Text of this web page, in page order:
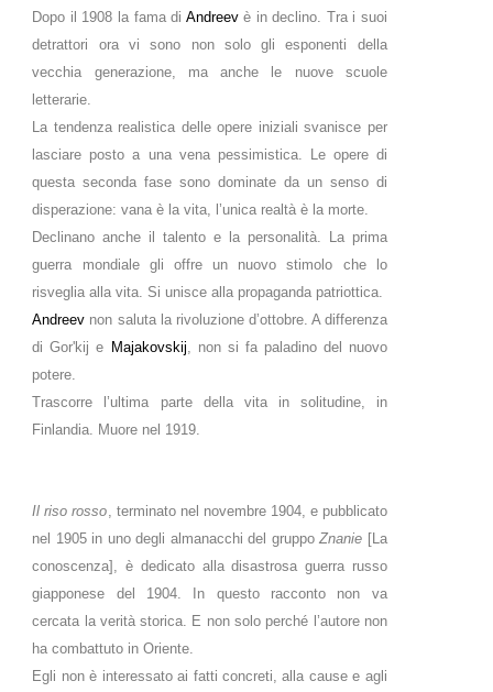
Dopo il 1908 la fama di Andreevè in declino. Tra i suoi
detrattori ora vi sono non solo gli esponenti della
vecchia generazione, ma anche le nuove scuole
letterarie.
La tendenza realistica delle opere iniziali svanisce per
lasciare posto a una vena pessimistica. Le opere di
questa seconda fase sono dominate da un senso di
disperazione: vana è la vita, l’unica realtà è la morte.
Declinano anche il talento e la personalità. La prima
guerra mondiale gli offre un nuovo stimolo che lo
risveglia alla vita. Si unisce alla propaganda patriottica.
Andreev non saluta la rivoluzione d’ottobre. A differenza
di Gor'kij e Majakovskij, non si fa paladino del nuovo
potere.
Trascorre l’ultima parte della vita in solitudine, in
Finlandia. Muore nel 1919.
Il riso rosso , terminato nel novembre 1904, e pubblicato
nel 1905 in uno degli almanacchi del gruppoZnanie [La
conoscenza], è dedicato alla disastrosa guerra russo
giapponese del 1904. In questo racconto non va
cercata la verità storica. E non solo perché l’autore non
ha combattuto in Oriente.
Egli non è interessato ai fatti concreti, alla cause e agli